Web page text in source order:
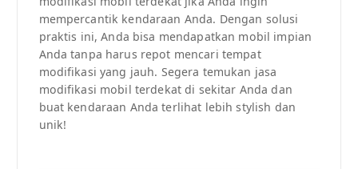
mempercantik kendaraan Anda. Dengan solusi
praktis ini, Anda bisa mendapatkan mobil impian
Anda tanpa harus repot mencari tempat
modifikasi yang jauh. Segera temukan jasa
modifikasi mobil terdekat di sekitar Anda dan
buat kendaraan Anda terlihat lebih stylish dan
unik!